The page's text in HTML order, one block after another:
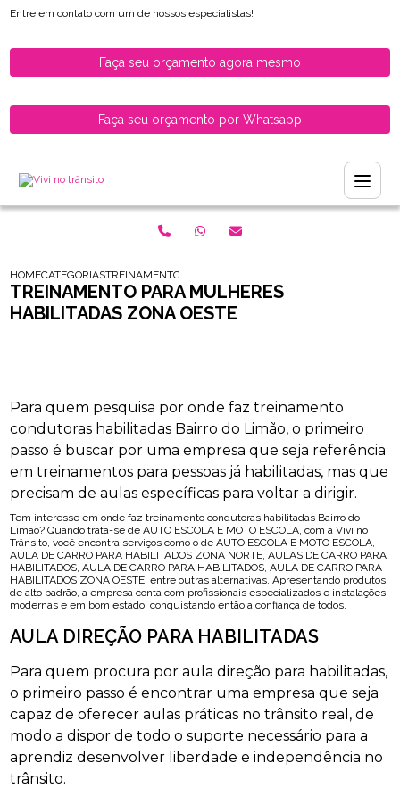
Entre em contato com um de nossos especialistas!
Faça seu orçamento agora mesmo
Faça seu orçamento por Whatsapp
HOMECATEGORIASTREINAMENTO PARA MULHERES HABILITADAS ZONA
TREINAMENTO PARA MULHERES
HABILITADAS ZONA OESTE
Para quem pesquisa por onde faz treinamento
condutoras habilitadas Bairro do Limão, o primeiro
passo é buscar por uma empresa que seja referência
em treinamentos para pessoas já habilitadas, mas que
precisam de aulas específicas para voltar a dirigir.
Tem interesse em onde faz treinamento condutoras habilitadas Bairro do
Limão? Quando trata-se de AUTO ESCOLA E MOTO ESCOLA, com a Vivi no
Trânsito, você encontra serviços como o de AUTO ESCOLA E MOTO ESCOLA,
AULA DE CARRO PARA HABILITADOS ZONA NORTE, AULAS DE CARRO PARA
HABILITADOS, AULA DE CARRO PARA HABILITADOS, AULA DE CARRO PARA
HABILITADOS ZONA OESTE, entre outras alternativas. Apresentando produtos
de alto padrão, a empresa conta com profissionais especializados e instalações
modernas e em bom estado, conquistando então a confiança de todos.
AULA DIREÇÃO PARA HABILITADAS
Para quem procura por aula direção para habilitadas,
o primeiro passo é encontrar uma empresa que seja
capaz de oferecer aulas práticas no trânsito real, de
modo a dispor de todo o suporte necessário para a
aprendiz desenvolver liberdade e independência no
trânsito.